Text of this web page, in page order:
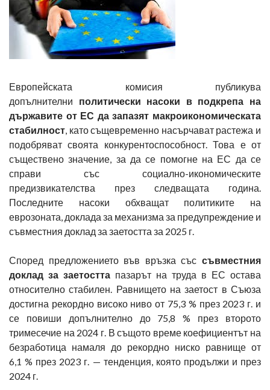
Европейската комисия публикува
допълнителни политически насоки в подкрепа на
държавите от ЕС да запазят макроикономическата
стабилност, като същевременно насърчават растежа и
подобряват своята конкурентоспособност. Това е от
съществено значение, за да се помогне на ЕС да се
справи със социално-икономическите
предизвикателства през следващата година.
Последните насоки обхващат политиките на
еврозоната, доклада за механизма за предупреждение и
съвместния доклад за заетостта за 2025 г.
Според предложението във връзка със съвместния
доклад за заетостта пазарът на труда в ЕС остава
относително стабилен. Равнището на заетост в Съюза
достигна рекордно високо ниво от 75,3 % през 2023 г. и
се повиши допълнително до 75,8 % през второто
тримесечие на 2024 г. В същото време коефициентът на
безработица намаля до рекордно ниско равнище от
6,1 % през 2023 г. — тенденция, която продължи и през
2024 г.